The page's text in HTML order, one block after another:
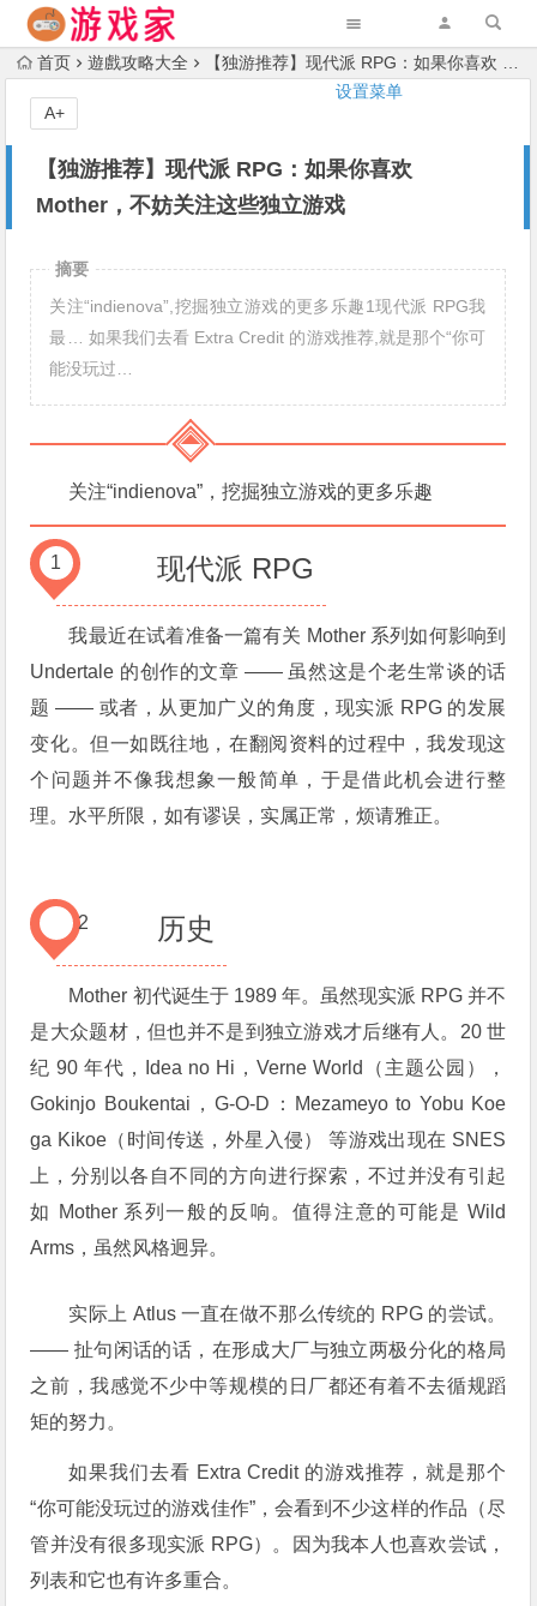
设置菜单
首页 遊戲攻略大全 【独游推荐】现代派 RPG：如果你喜欢 Mother，不妨关注这些独立游戏
【独游推荐】现代派 RPG：如果你喜欢
Mother，不妨关注这些独立游戏
A+
摘要
关注“indienova”,挖掘独立游戏的更多乐趣1现代派 RPG我
最… 如果我们去看 Extra Credit 的游戏推荐,就是那个“你可
能没玩过…
关注“indienova”，挖掘独立游戏的更多乐趣
1 现代派 RPG
我最近在试着准备一篇有关 Mother 系列如何影响到
Undertale 的创作的文章 —— 虽然这是个老生常谈的话
题 —— 或者，从更加广义的角度，现实派 RPG 的发展
变化。但一如既往地，在翻阅资料的过程中，我发现这
个问题并不像我想象一般简单，于是借此机会进行整
理。水平所限，如有谬误，实属正常，烦请雅正。
2 历史
Mother 初代诞生于 1989 年。虽然现实派 RPG 并不
是大众题材，但也并不是到独立游戏才后继有人。20 世
纪 90 年代，Idea no Hi，Verne World（主题公园），
Gokinjo Boukentai，G-O-D：Mezameyo to Yobu Koe
ga Kikoe（时间传送，外星入侵） 等游戏出现在 SNES
上，分别以各自不同的方向进行探索，不过并没有引起
如 Mother 系列一般的反响。值得注意的可能是 Wild
Arms，虽然风格迥异。
实际上 Atlus 一直在做不那么传统的 RPG 的尝试。
—— 扯句闲话的话，在形成大厂与独立两极分化的格局
之前，我感觉不少中等规模的日厂都还有着不去循规蹈
矩的努力。
如果我们去看 Extra Credit 的游戏推荐，就是那个
“你可能没玩过的游戏佳作”，会看到不少这样的作品（尽
管并没有很多现实派 RPG）。因为我本人也喜欢尝试，
列表和它也有许多重合。